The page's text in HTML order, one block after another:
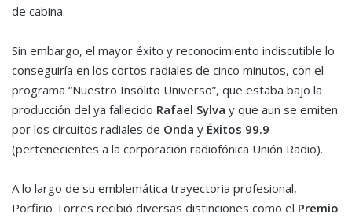
de cabina.
Sin embargo, el mayor éxito y reconocimiento indiscutible lo
conseguiría en los cortos radiales de cinco minutos, con el
programa “Nuestro Insólito Universo”, que estaba bajo la
producción del ya fallecido Rafael Sylva y que aun se emiten
por los circuitos radiales de Onda y Éxitos 99.9
(pertenecientes a la corporación radiofónica Unión Radio).
A lo largo de su emblemática trayectoria profesional,
Porfirio Torres recibió diversas distinciones como el Premio